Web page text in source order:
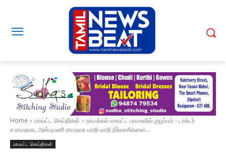
Home மாவட்ட செய்திகள்
நாமக்கல் மாவட்ட பாமகவில் குழப்பம் - டாக்டர்
ச.ராமதாசு, அன்புமணி ராமதாசு மாறி மாறி நிர்வாகிகளை...
மாவட்ட செய்திகள்